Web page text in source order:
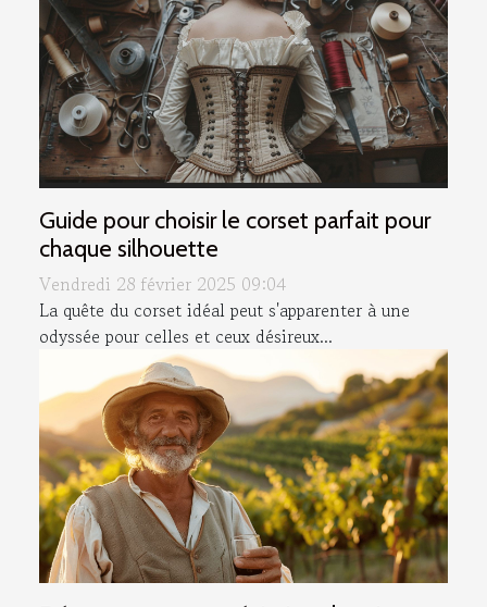
Guide pour choisir le corset parfait pour
chaque silhouette
Vendredi 28 février 2025 09:04
La quête du corset idéal peut s'apparenter à une
odyssée pour celles et ceux désireux...